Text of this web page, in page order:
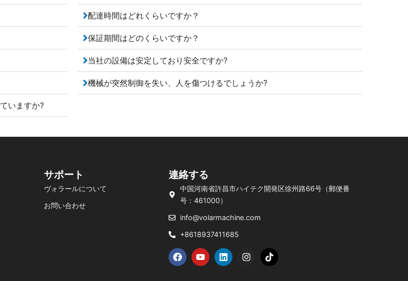
いますか?
配達時間はどれくらいですか？
保証期間はどのくらいですか？
当社の設備は安定しており安全ですか?
機械が突然制御を失い、人を傷つけるでしょうか?
サポート
ヴォラールについて
お問い合わせ
連絡する
中国河南省許昌市ハイテク開発区徐州路66号（郵便番
号：461000）
info@volarmachine.com
+8618937411685